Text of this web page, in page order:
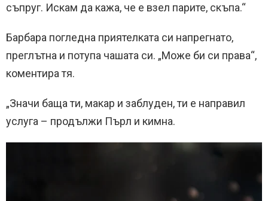
съпруг. Искам да кажа, че е взел парите, скъпа.“
Барбара погледна приятелката си напрегнато,
преглътна и потупа чашата си. „Може би си права“,
коментира тя.
„Значи баща ти, макар и заблуден, ти е направил
услуга – продължи Пърл и кимна.